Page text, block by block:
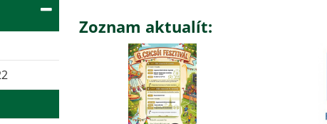
Zoznam aktualít: